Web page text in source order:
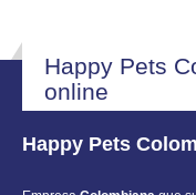
Happy Pets
online
Happy Pets